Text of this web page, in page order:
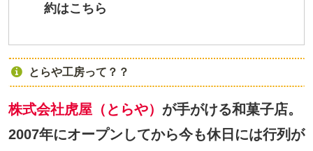
約はこちら
とらや工房って？？
株式会社虎屋（とらや） が手がける和菓子店。
2007年にオープンしてから今も休日には行列が